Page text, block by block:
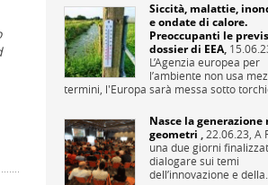
Siccità, malattie,
e ondate di calore.
Preoccupanti le
dossier di EEA,
L’Agenzia europea per
l’ambiente non usa
termini, l'Europa sarà messa sotto
Nasce la generazione
geometri , 22.06.23, A
una due giorni
dialogare sui temi
dell’innovazione e